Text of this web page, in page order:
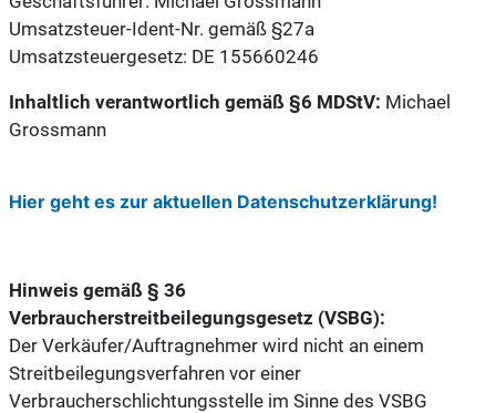
Umsatzsteuer-Ident-Nr. gemäß §27a
Umsatzsteuergesetz: DE 155660246
Inhaltlich verantwortlich gemäß §6 MDStV: Michael
Grossmann
Hier geht es zur aktuellen Datenschutzerklärung!
Hinweis gemäß § 36
Verbraucherstreitbeilegungsgesetz (VSBG):
Der Verkäufer/Auftragnehmer wird nicht an einem
Streitbeilegungsverfahren vor einer
Verbraucherschlichtungsstelle im Sinne des VSBG